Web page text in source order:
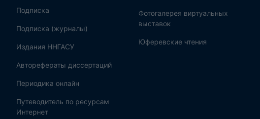
Подписка
Подписка (журналы)
Издания ННГАСУ
Авторефераты диссертаций
Периодика онлайн
Путеводитель по ресурсам
Интернет
Фотогалерея виртуальных
выставок
Юферевские чтения